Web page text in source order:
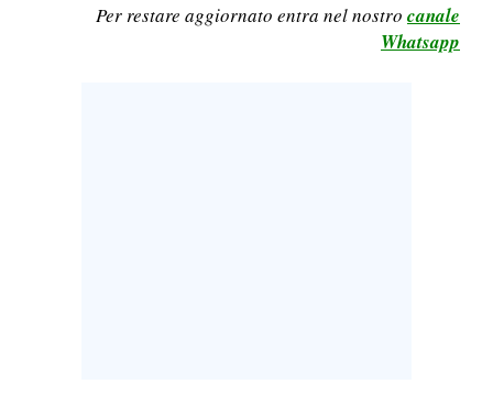
Per restare aggiornato entra nel nostro canale
Whatsapp